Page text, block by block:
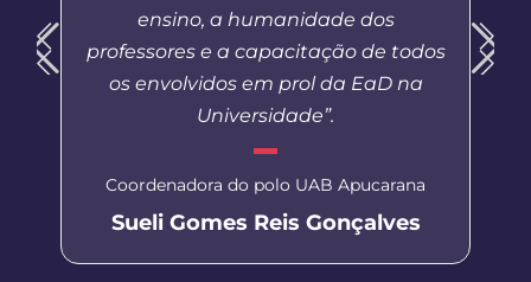
ensino, a humanidade dos
professores e a capacitação de todos
os envolvidos em prol da EaD na
Universidade”.
Coordenadora do polo UAB Apucarana
Sueli Gomes Reis Gonçalves